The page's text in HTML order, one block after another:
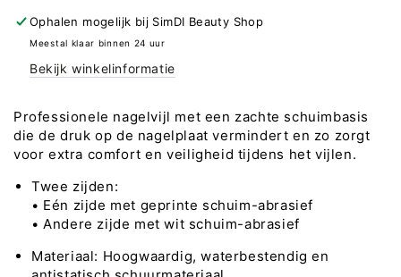
Nagelvijl
&quot;Halvemaan&quot;
Kunststof
basis
WONDERFILE,
1
Nagelvijl
&quot;Halvemaan&quot;
Kunststof
basis
WONDERFILE,
1
Ophalen mogelijk bij SimDI Beauty Shop
Meestal klaar binnen 24 uur
Bekijk winkelinformatie
Professionele nagelvijl met een zachte schuimbasis
die de druk op de nagelplaat vermindert en zo zorgt
voor extra comfort en veiligheid tijdens het vijlen.
Twee zijden:
• Eén zijde met geprinte schuim-abrasief
• Andere zijde met wit schuim-abrasief
Materiaal: Hoogwaardig, waterbestendig en